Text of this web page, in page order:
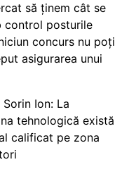
să ținem cât se
control posturile
concurs nu poți
asigurarea unui
Ion: La
tehnologică există
calificat pe zona